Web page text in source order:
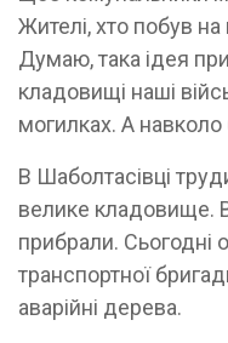
Жителі, хто побув
Думаю, така ідея
кладовищі наші
могилках. А навколо
В Шаболтасівці
велике кладовище. В
прибрали. Сьогодні
транспортної
аварійні дерева.